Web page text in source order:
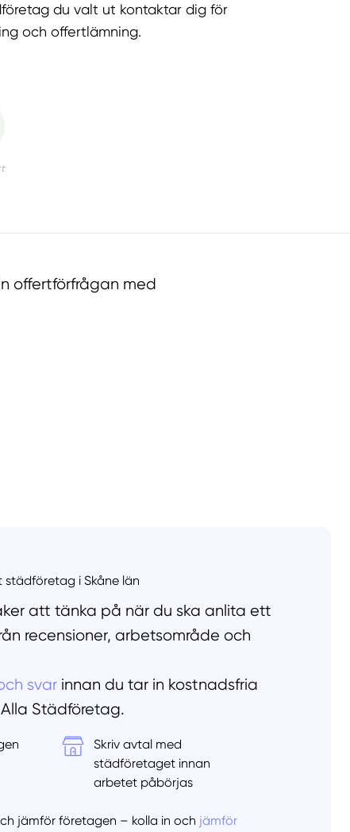
du valt ut kontaktar dig för
och offertlämning.
offertförfrågan med
städföretag i Skåne län
att tänka på när du ska anlita ett
recensioner, arbetsområde och
svar innan du tar in kostnadsfria
Städföretag.
Skriv avtal med
städföretaget innan
arbetet påbörjas
jämför företagen – kolla in och jämför